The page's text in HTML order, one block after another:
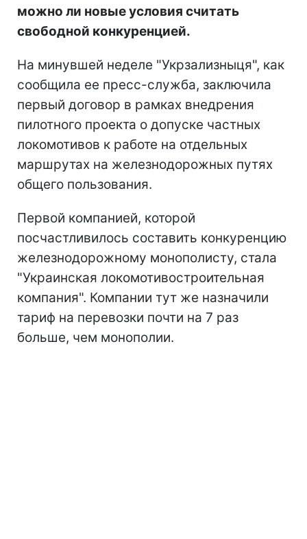
можно ли новые условия считать
свободной конкуренцией.
На минувшей неделе "Укрзализныця", как
сообщила ее пресс-служба, заключила
первый договор в рамках внедрения
пилотного проекта о допуске частных
локомотивов к работе на отдельных
маршрутах на железнодорожных путях
общего пользования.
Первой компанией, которой
посчастливилось составить конкуренцию
железнодорожному монополисту, стала
"Украинская локомотивостроительная
компания". Компании тут же назначили
тариф на перевозки почти на 7 раз
больше, чем монополии.